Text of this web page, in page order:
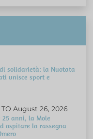
solidarietà: la Nuotata
unisce sport e
August 26, 2026
25 anni, la Mole
ospitare la rassegna